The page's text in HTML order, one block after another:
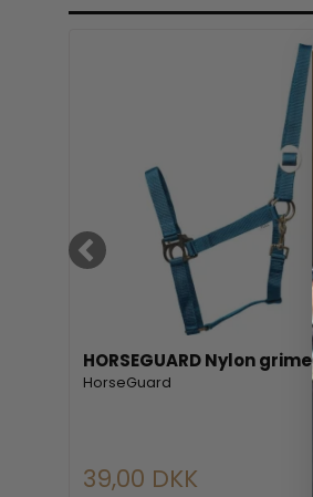
HORSEGUARD Nylon grime
HorseGuard
39,00 DKK